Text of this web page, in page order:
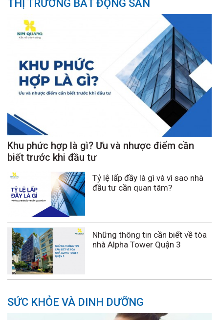
THỊ TRƯỜNG BẤT ĐỘNG SẢN
Khu phức hợp là gì? Ưu và nhược điểm cần
biết trước khi đầu tư
Tỷ lệ lấp đầy là gì và vì sao nhà
đầu tư cần quan tâm?
Những thông tin cần biết về tòa
nhà Alpha Tower Quận 3
SỨC KHỎE VÀ DINH DƯỠNG